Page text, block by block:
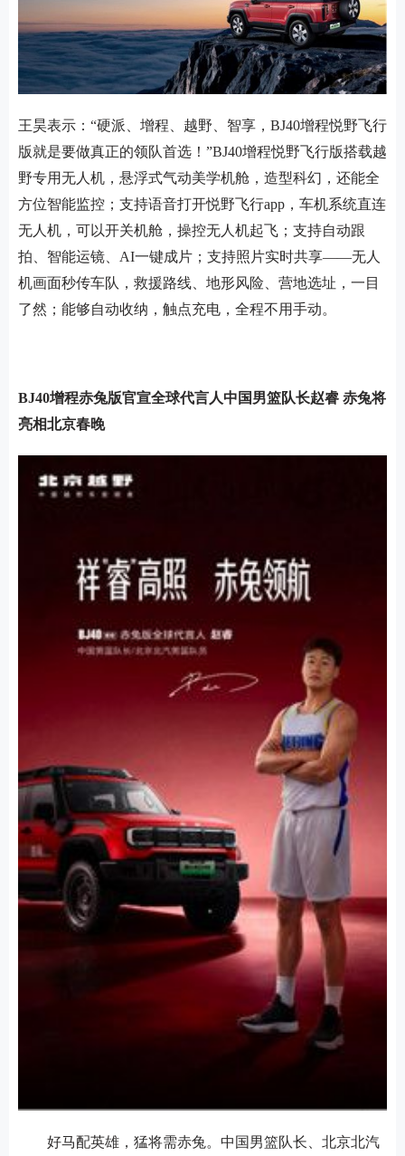
王昊表示： “硬派、增程、越野、智享，BJ40增程悦野飞行
版就是要做真正的领队首选！”BJ40增程悦野飞行版搭载越
野专用无人机，悬浮式气动美学机舱，造型科幻，还能全
方位智能监控；支持语音打开悦野飞行app，车机系统直连
无人机，可以开关机舱，操控无人机起飞；支持自动跟
拍、智能运镜、AI一键成片；支持照片实时共享——无人
机画面秒传车队，救援路线、地形风险、营地选址，一目
了然；能够自动收纳，触点充电，全程不用手动。
BJ40增程赤兔版官宣全球代言人中国男篮队长赵睿 赤兔将
亮相北京春晚
好马配英雄，猛将需赤兔。中国男篮队长、北京北汽